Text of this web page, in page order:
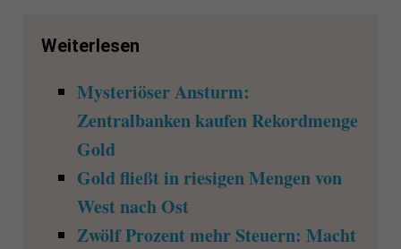
Weiterlesen
Mysteriöser Ansturm:
Zentralbanken kaufen Rekordmenge
Gold
Gold fließt in riesigen Mengen von
West nach Ost
Zwölf Prozent mehr Steuern: Macht